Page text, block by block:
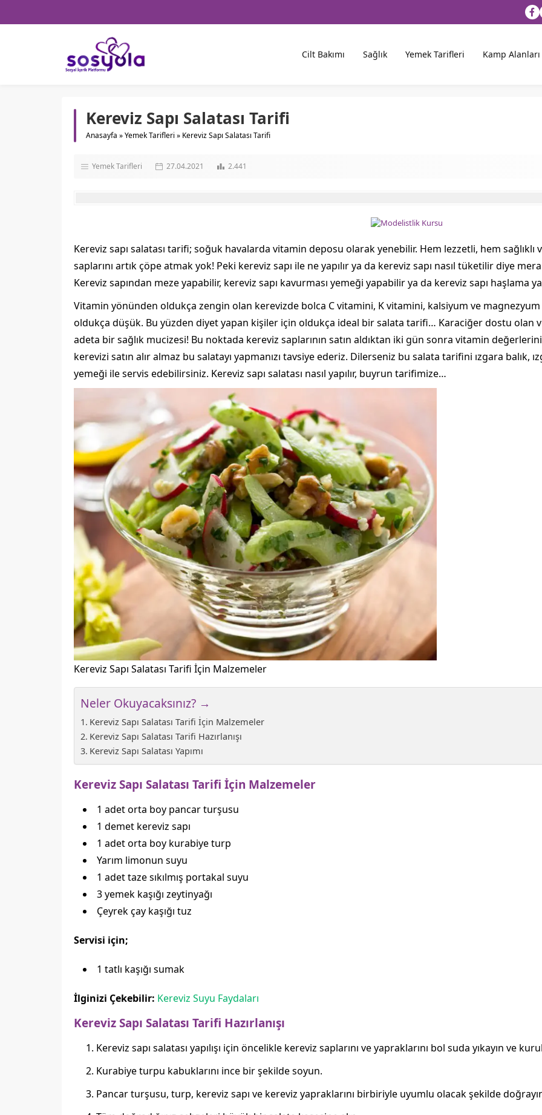
Cilt Bakımı Sağlık Yemek Tarifleri Kamp Alanları
Kereviz Sapı Salatası Tarifi
Anasayfa »Yemek Tarifleri » Kereviz Sapı Salatası Tarifi
Yemek Tarifleri 27.04.2021 2.441
Kereviz sapı salatası tarifi; soğuk havalarda vitamin deposu olarak yenebilir. Hem lezzetli, hem
saplarını artık çöpe atmak yok! Peki kereviz sapı ile ne yapılır ya da kereviz sapı nasıl tüketilir diye
Kereviz sapından meze yapabilir, kereviz sapı kavurması yemeği yapabilir ya da kereviz sapı haşlama
Vitamin yönünden oldukça zengin olan kerevizde bolca C vitamini, K vitamini, kalsiyum ve
oldukça düşük. Bu yüzden diyet yapan kişiler için oldukça ideal bir salata tarifi… Karaciğer dostu olan
adeta bir sağlık mucizesi! Bu noktada kereviz saplarının satın aldıktan iki gün sonra vitamin
kerevizi satın alır almaz bu salatayı yapmanızı tavsiye ederiz. Dilerseniz bu salata tarifini ızgara balık,
yemeği ile servis edebilirsiniz. Kereviz sapı salatası nasıl yapılır, buyrun tarifimize…
Kereviz Sapı Salatası Tarifi İçin Malzemeler
Neler Okuyacaksınız? →
Kereviz Sapı Salatası Tarifi İçin Malzemeler
Kereviz Sapı Salatası Tarifi Hazırlanışı
Kereviz Sapı Salatası Yapımı
Kereviz Sapı Salatası Tarifi İçin Malzemeler
1 adet orta boy pancar turşusu
1 demet kereviz sapı
1 adet orta boy kurabiye turp
Yarım limonun suyu
1 adet taze sıkılmış portakal suyu
3 yemek kaşığı zeytinyağı
Çeyrek çay kaşığı tuz
Servisi için;
1 tatlı kaşığı sumak
İlginizi Çekebilir: Kereviz Suyu Faydaları
Kereviz Sapı Salatası Tarifi Hazırlanışı
Kereviz sapı salatası yapılışı için öncelikle kereviz saplarını ve yapraklarını bol suda yıkayın ve
Kurabiye turpu kabuklarını ince bir şekilde soyun.
Pancar turşusu, turp, kereviz sapı ve kereviz yapraklarını birbiriyle uyumlu olacak şekilde